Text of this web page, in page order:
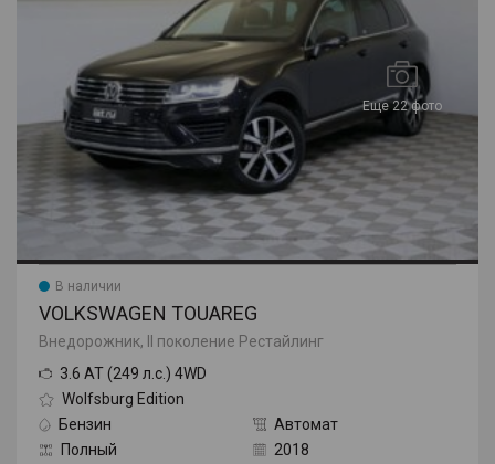
Еще 22 фото
В наличии
VOLKSWAGEN TOUAREG
Внедорожник, II поколение Рестайлинг
3.6 AT (249 л.с.) 4WD
Wolfsburg Edition
Бензин
Автомат
Полный
2018